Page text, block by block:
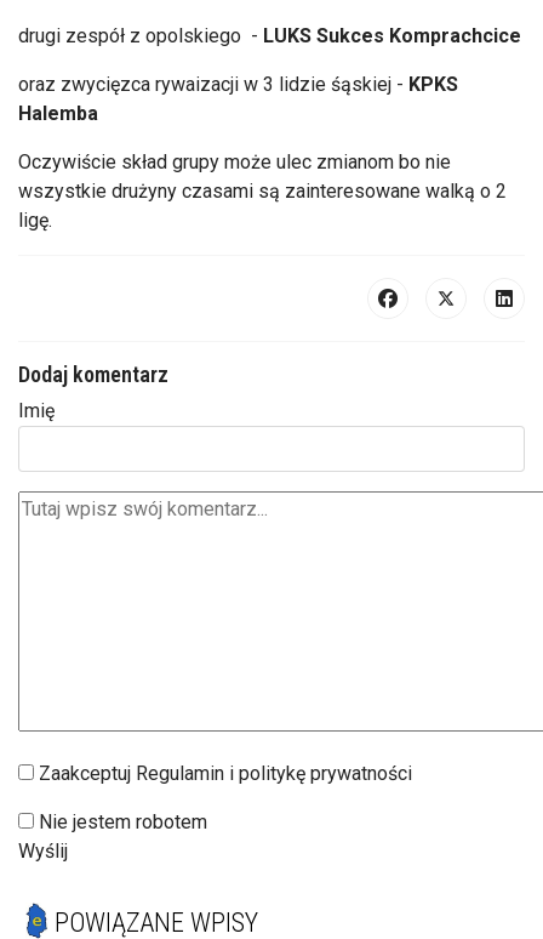
drugi zespół z opolskiego - LUKS Sukces Komprachcice
oraz zwycięzca rywaizacji w 3 lidzie śąskiej - KPKS
Halemba
Oczywiście skład grupy może ulec zmianom bo nie
wszystkie drużyny czasami są zainteresowane walką o 2
ligę.
Dodaj komentarz
Imię
Zaakceptuj Regulamin i politykę prywatności
Nie jestem robotem
Wyślij
POWIĄZANE WPISY